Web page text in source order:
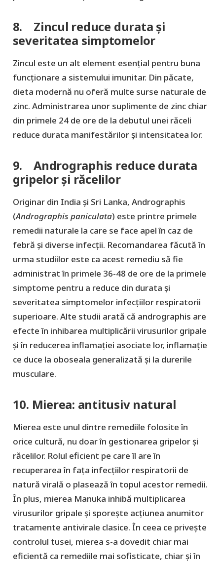
8. Zincul reduce durata și
severitatea simptomelor
Zincul este un alt element esențial pentru buna
funcționare a sistemului imunitar. Din păcate,
dieta modernă nu oferă multe surse naturale de
zinc. Administrarea unor suplimente de zinc chiar
din primele 24 de ore de la debutul unei răceli
reduce durata manifestărilor și intensitatea lor.
9. Andrographis reduce durata
gripelor și răcelilor
Originar din India și Sri Lanka, Andrographis
(Andrographis paniculata) este printre primele
remedii naturale la care se face apel în caz de
febră și diverse infecții. Recomandarea făcută în
urma studiilor este ca acest remediu să fie
administrat în primele 36-48 de ore de la primele
simptome pentru a reduce din durata și
severitatea simptomelor infecțiilor respiratorii
superioare. Alte studii arată că andrographis are
efecte în inhibarea multiplicării virusurilor gripale
și în reducerea inflamației asociate lor, inflamație
ce duce la oboseala generalizată și la durerile
musculare.
10. Mierea: antitusiv natural
Mierea este unul dintre remediile folosite în
orice cultură, nu doar în gestionarea gripelor și
răcelilor. Rolul eficient pe care îl are în
recuperarea în fața infecțiilor respiratorii de
natură virală o plasează în topul acestor remedii.
În plus, mierea Manuka inhibă multiplicarea
virusurilor gripale și sporește acțiunea anumitor
tratamente antivirale clasice. În ceea ce privește
controlul tusei, mierea s-a dovedit chiar mai
eficientă ca remediile mai sofisticate, chiar și în